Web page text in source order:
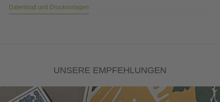
Datenblatt und Druckvorlagen
UNSERE EMPFEHLUNGEN